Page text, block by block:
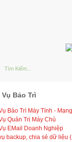
Vụ Bảo Trì
Bảo Trì Máy Tính -
Quản Trị Máy Chủ
EMail Doanh Nghiệp
backup, chia sẻ dữ liệu